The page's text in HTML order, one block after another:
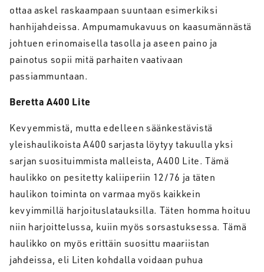
ottaa askel raskaampaan suuntaan esimerkiksi
hanhijahdeissa. Ampumamukavuus on kaasumännästä
johtuen erinomaisella tasolla ja aseen paino ja
painotus sopii mitä parhaiten vaativaan
passiammuntaan.
Beretta A400 Lite
Kevyemmistä, mutta edelleen säänkestävistä
yleishaulikoista A400 sarjasta löytyy takuulla yksi
sarjan suosituimmista malleista, A400 Lite. Tämä
haulikko on pesitetty kaliiperiin 12/76 ja täten
haulikon toiminta on varmaa myös kaikkein
kevyimmillä harjoituslatauksilla. Täten homma hoituu
niin harjoittelussa, kuiin myös sorsastuksessa. Tämä
haulikko on myös erittäin suosittu maariistan
jahdeissa, eli Liten kohdalla voidaan puhua